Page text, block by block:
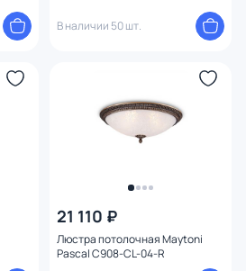
В наличии 50 шт.
21 110 ₽
Люстра потолочная Maytoni
Pascal C908-CL-04-R